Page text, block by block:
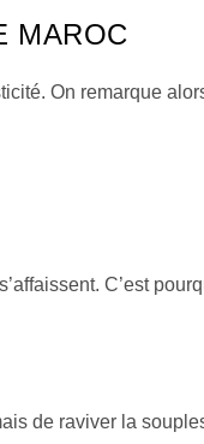
MAROC
On remarque
C’est
de raviver la